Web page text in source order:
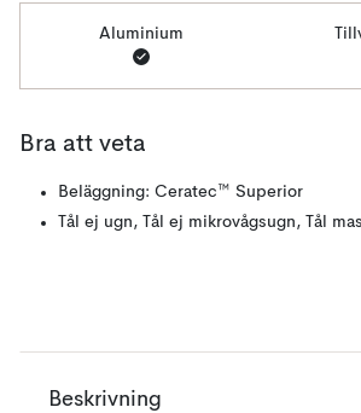
Aluminium
Bra att veta
Beläggning: Ceratec™ Superior
Tål ej ugn, Tål ej mikrovågsugn, Tål
Beskrivning